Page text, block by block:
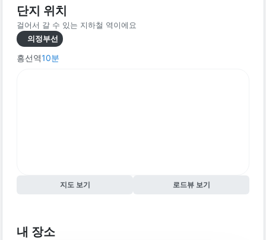
단지 위치
걸어서 갈 수 있는 지하철 역이에요
의정부선
흥선역10분
지도 보기 로드뷰 보기
내 장소